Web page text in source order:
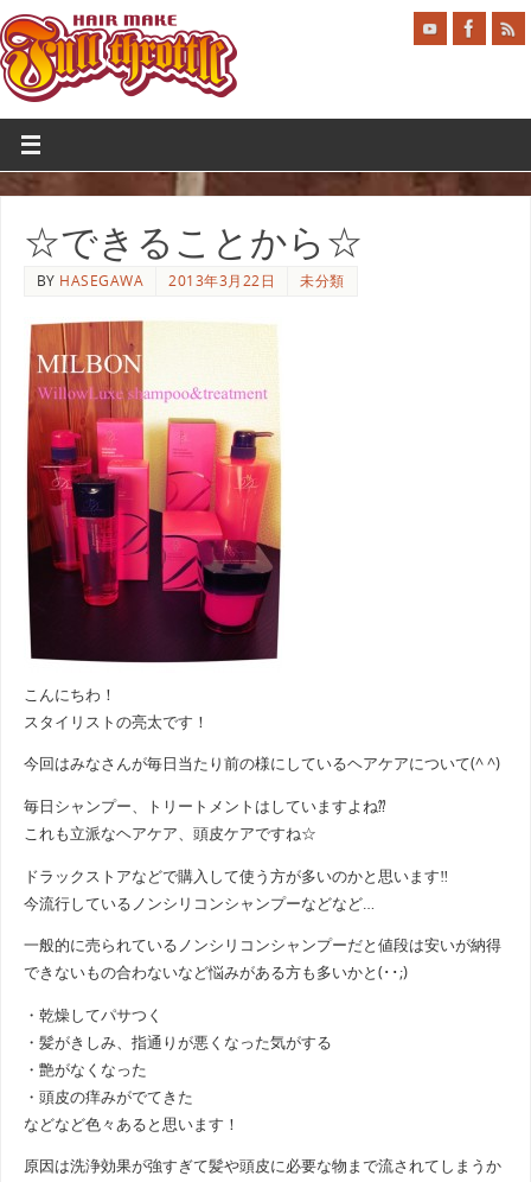
☆できることから☆
BY HASEGAWA 2013年3月22日 未分類
こんにちわ！
スタイリストの亮太です！
今回はみなさんが毎日当たり前の様にしているヘアケアについて(^ ^)
毎日シャンプー、トリートメントはしていますよね⁇
これも立派なヘアケア、頭皮ケアですね☆
ドラックストアなどで購入して使う方が多いのかと思います‼
今流行しているノンシリコンシャンプーなどなど…
一般的に売られているノンシリコンシャンプーだと値段は安いが納得
できないもの合わないなど悩みがある方も多いかと(･･;)
・乾燥してパサつく
・髪がきしみ、指通りが悪くなった気がする
・艶がなくなった
・頭皮の痒みがでてきた
などなど色々あると思います！
原因は洗浄効果が強すぎて髪や頭皮に必要な物まで流されてしまうか